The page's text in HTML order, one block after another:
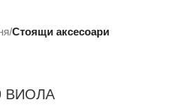
Стоящи aксесоари
ВИОЛА